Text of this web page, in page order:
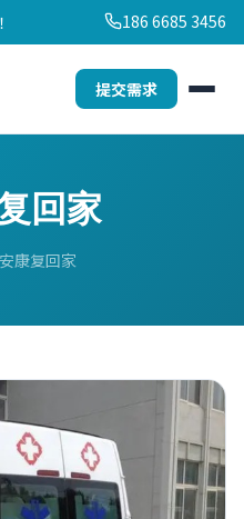
186 6685 3456
提交需求
回家
康复回家